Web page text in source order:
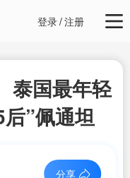
登录/注册
泰国最年轻
”佩通坦
分享